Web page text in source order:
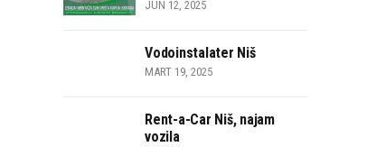
JUN 12, 2025
Vodoinstalater Niš
MART 19, 2025
Rent-a-Car Niš, najam
vozila